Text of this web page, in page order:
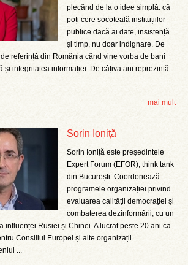
plecând de la o idee simplă: că
poți cere socoteală instituțiilor
publice dacă ai date, insistență
și timp, nu doar indignare. De
referință din România când vine vorba de bani
și integritatea informației. De câțiva ani reprezintă
mai mult
Sorin Ioniță
Sorin Ioniță este președintele
Expert Forum (EFOR), think tank
din București. Coordonează
programele organizației privind
evaluarea calității democrației și
combaterea dezinformării, cu un
influenței Rusiei și Chinei. A lucrat peste 20 ani ca
Consiliul Europei și alte organizații
...